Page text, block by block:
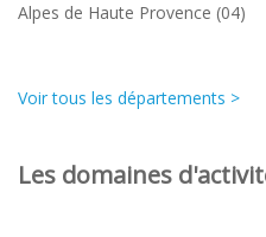
Alpes de Haute Provence (04)
Voir tous les départements >
Les domaines